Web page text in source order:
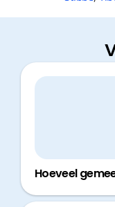
Hoeveel